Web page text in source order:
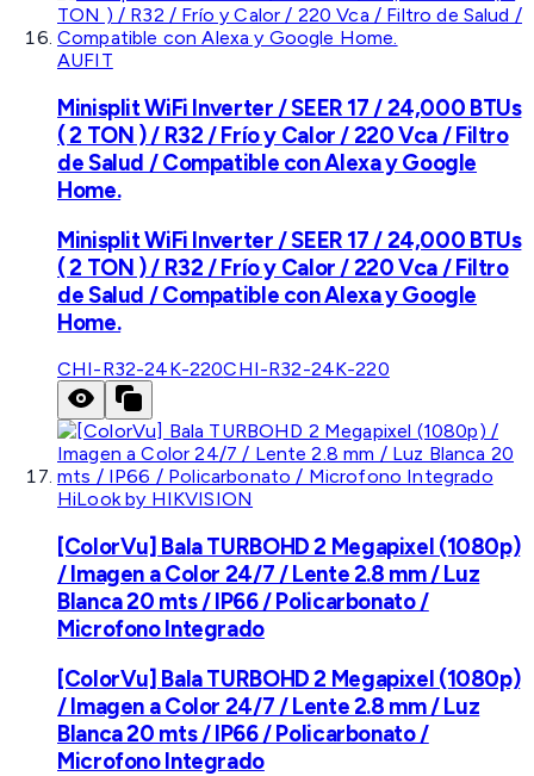
AUFIT
Minisplit WiFi Inverter / SEER 17 / 24,000 BTUs
( 2 TON ) / R32 / Frío y Calor / 220 Vca / Filtro
de Salud / Compatible con Alexa y Google
Home.
Minisplit WiFi Inverter / SEER 17 / 24,000 BTUs
( 2 TON ) / R32 / Frío y Calor / 220 Vca / Filtro
de Salud / Compatible con Alexa y Google
Home.
CHI-R32-24K-220CHI-R32-24K-220
HiLook by HIKVISION
[ColorVu] Bala TURBOHD 2 Megapixel (1080p)
/ Imagen a Color 24/7 / Lente 2.8 mm / Luz
Blanca 20 mts / IP66 / Policarbonato /
Microfono Integrado
[ColorVu] Bala TURBOHD 2 Megapixel (1080p)
/ Imagen a Color 24/7 / Lente 2.8 mm / Luz
Blanca 20 mts / IP66 / Policarbonato /
Microfono Integrado